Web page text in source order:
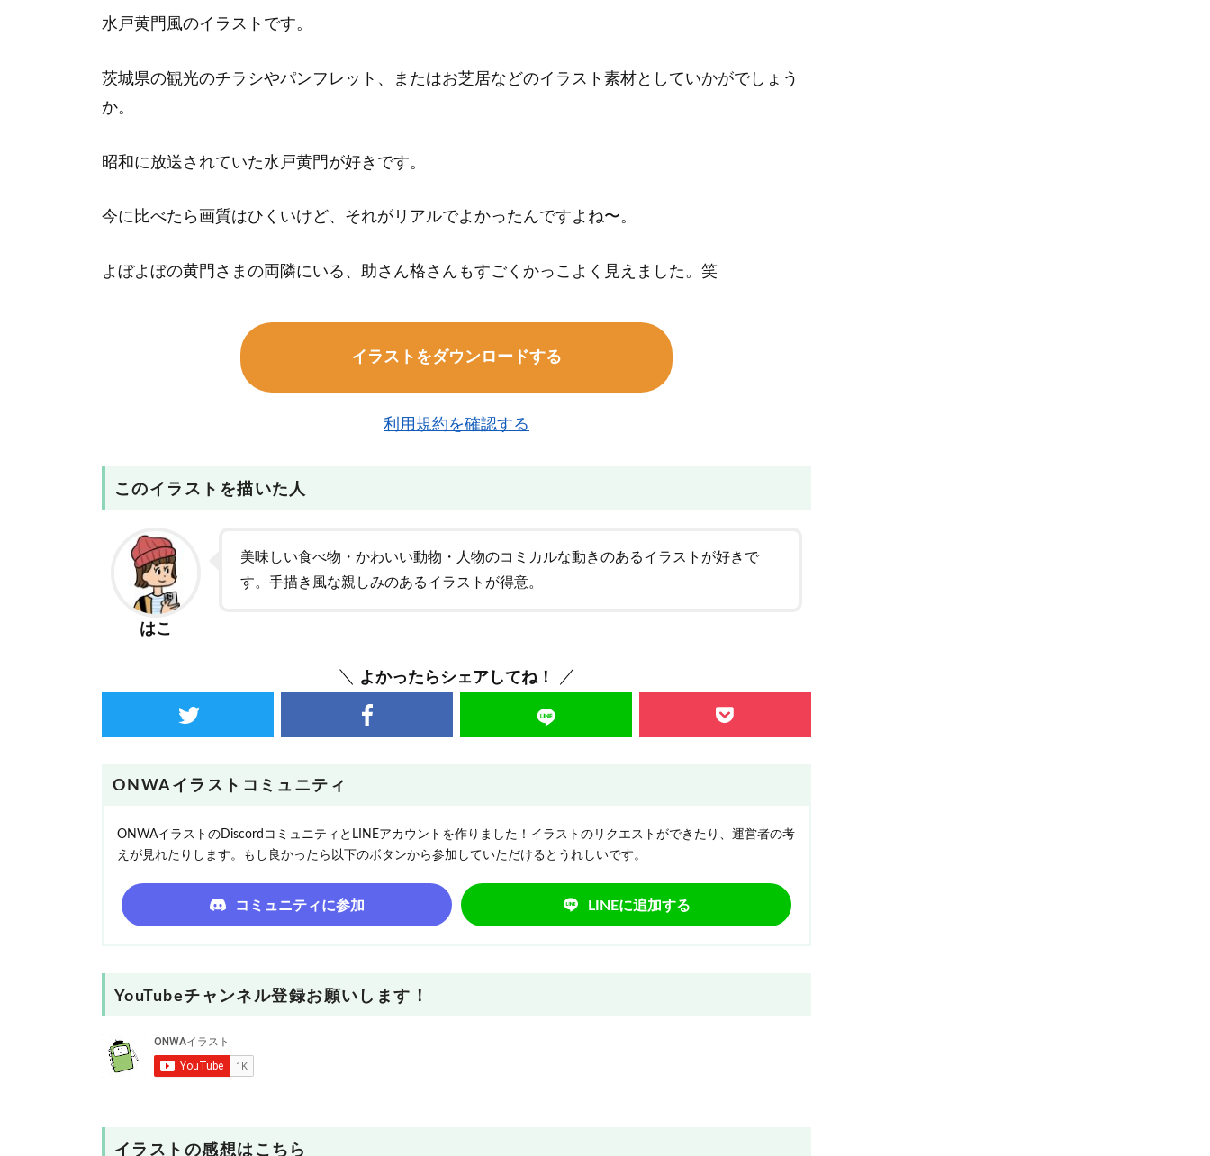
水戸黄門風のイラストです。
茨城県の観光のチラシやパンフレット、またはお芝居などのイラスト素材としていかがでしょう
か。
昭和に放送されていた水戸黄門が好きです。
今に比べたら画質はひくいけど、それがリアルでよかったんですよね〜。
よぼよぼの黄門さまの両隣にいる、助さん格さんもすごくかっこよく見えました。笑
イラストをダウンロードする
利用規約を確認する
このイラストを描いた人
はこ
美味しい食べ物・かわいい動物・人物のコミカルな動きのあるイラストが好きで
す。手描き風な親しみのあるイラストが得意。
よかったらシェアしてね！
ONWAイラストコミュニティ
ONWAイラストのDiscordコミュニティとLINEアカウントを作りました！イラストのリクエストができたり、運営者の考
えが見れたりします。もし良かったら以下のボタンから参加していただけるとうれしいです。
コミュニティに参加 LINEに追加する
YouTubeチャンネル登録お願いします！
イラストの感想はこちら